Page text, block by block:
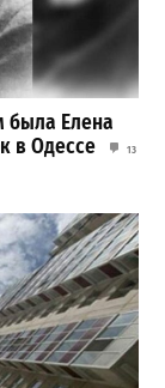
была Елена
в Одессе
13